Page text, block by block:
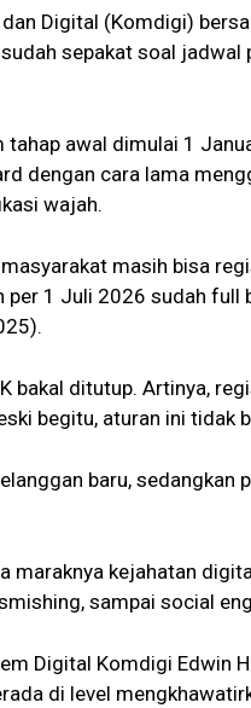
Digital (Komdigi)
sepakat soal
tahap awal dimulai 1
dengan cara lama
wajah.
masih bisa
per 1 Juli 2026 sudah full
bakal ditutup. Artinya,
begitu, aturan ini tidak
baru,
maraknya kejahatan
sampai social
Digital Komdigi Edwin
di level